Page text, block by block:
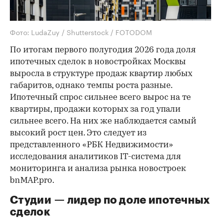
Фото: LudaZuy / Shutterstock / FOTODOM
По итогам первого полугодия 2026 года доля
ипотечных сделок в новостройках Москвы
выросла в структуре продаж квартир любых
габаритов, однако темпы роста разные.
Ипотечный спрос сильнее всего вырос на те
квартиры, продажи которых за год упали
сильнее всего. На них же наблюдается самый
высокий рост цен. Это следует из
представленного «РБК Недвижимости»
исследования аналитиков IT-система для
мониторинга и анализа рынка новостроек
bnMAP.pro.
Студии — лидер по доле ипотечных
сделок